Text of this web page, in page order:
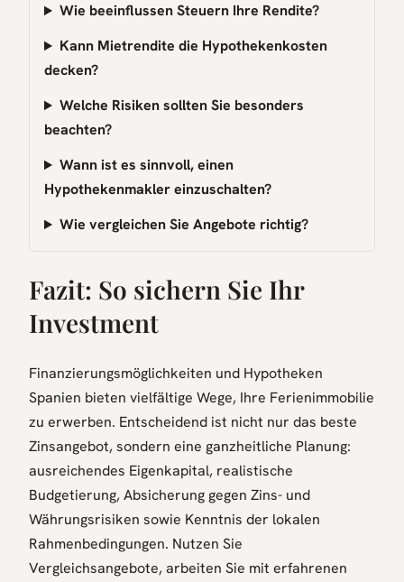
Wie beeinflussen Steuern Ihre Rendite?
Kann Mietrendite die Hypothekenkosten
decken?
Welche Risiken sollten Sie besonders
beachten?
Wann ist es sinnvoll, einen
Hypothekenmakler einzuschalten?
Wie vergleichen Sie Angebote richtig?
Fazit: So sichern Sie Ihr
Investment
Finanzierungsmöglichkeiten und Hypotheken
Spanien bieten vielfältige Wege, Ihre Ferienimmobilie
zu erwerben. Entscheidend ist nicht nur das beste
Zinsangebot, sondern eine ganzheitliche Planung:
ausreichendes Eigenkapital, realistische
Budgetierung, Absicherung gegen Zins- und
Währungsrisiken sowie Kenntnis der lokalen
Rahmenbedingungen. Nutzen Sie
Vergleichsangebote, arbeiten Sie mit erfahrenen